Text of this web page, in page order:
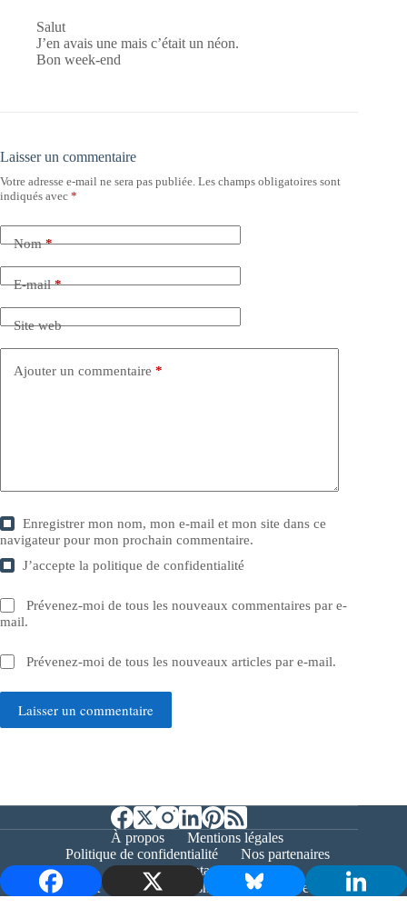
Salut
J’en avais une mais c’était un néon.
Bon week-end
Laisser un commentaire
Votre adresse e-mail ne sera pas publiée. Les champs obligatoires sont
indiqués avec *
Nom*
E-mail*
Site web
Ajouter un commentaire *
Enregistrer mon nom, mon e-mail et mon site dans ce
navigateur pour mon prochain commentaire.
J’accepte lapolitique de confidentialité
Prévenez-moi de tous les nouveaux commentaires par e-
mail.
Prévenez-moi de tous les nouveaux articles par e-mail.
Laisser un commentaire
À propos
Mentions légales
Politique de confidentialité
Nos partenaires
Contact
Copyright © 2026 - Bernieshoot.fr Journal Web